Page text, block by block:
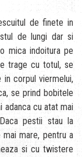
de finete in
de lungi dar si
mica indoitura pe
trage cu totul, se
corpul viermelui,
se prind bobitele
adanca cu atat mai
pestii stau la
mare, pentru a
si cu twistere